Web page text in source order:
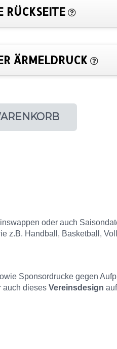
RÜCKSEITE
ÄRMELDRUCK
oder auch
z.B. Handball, Basketball,
Sponsordrucke gegen
auch dieses Vereinsdesign